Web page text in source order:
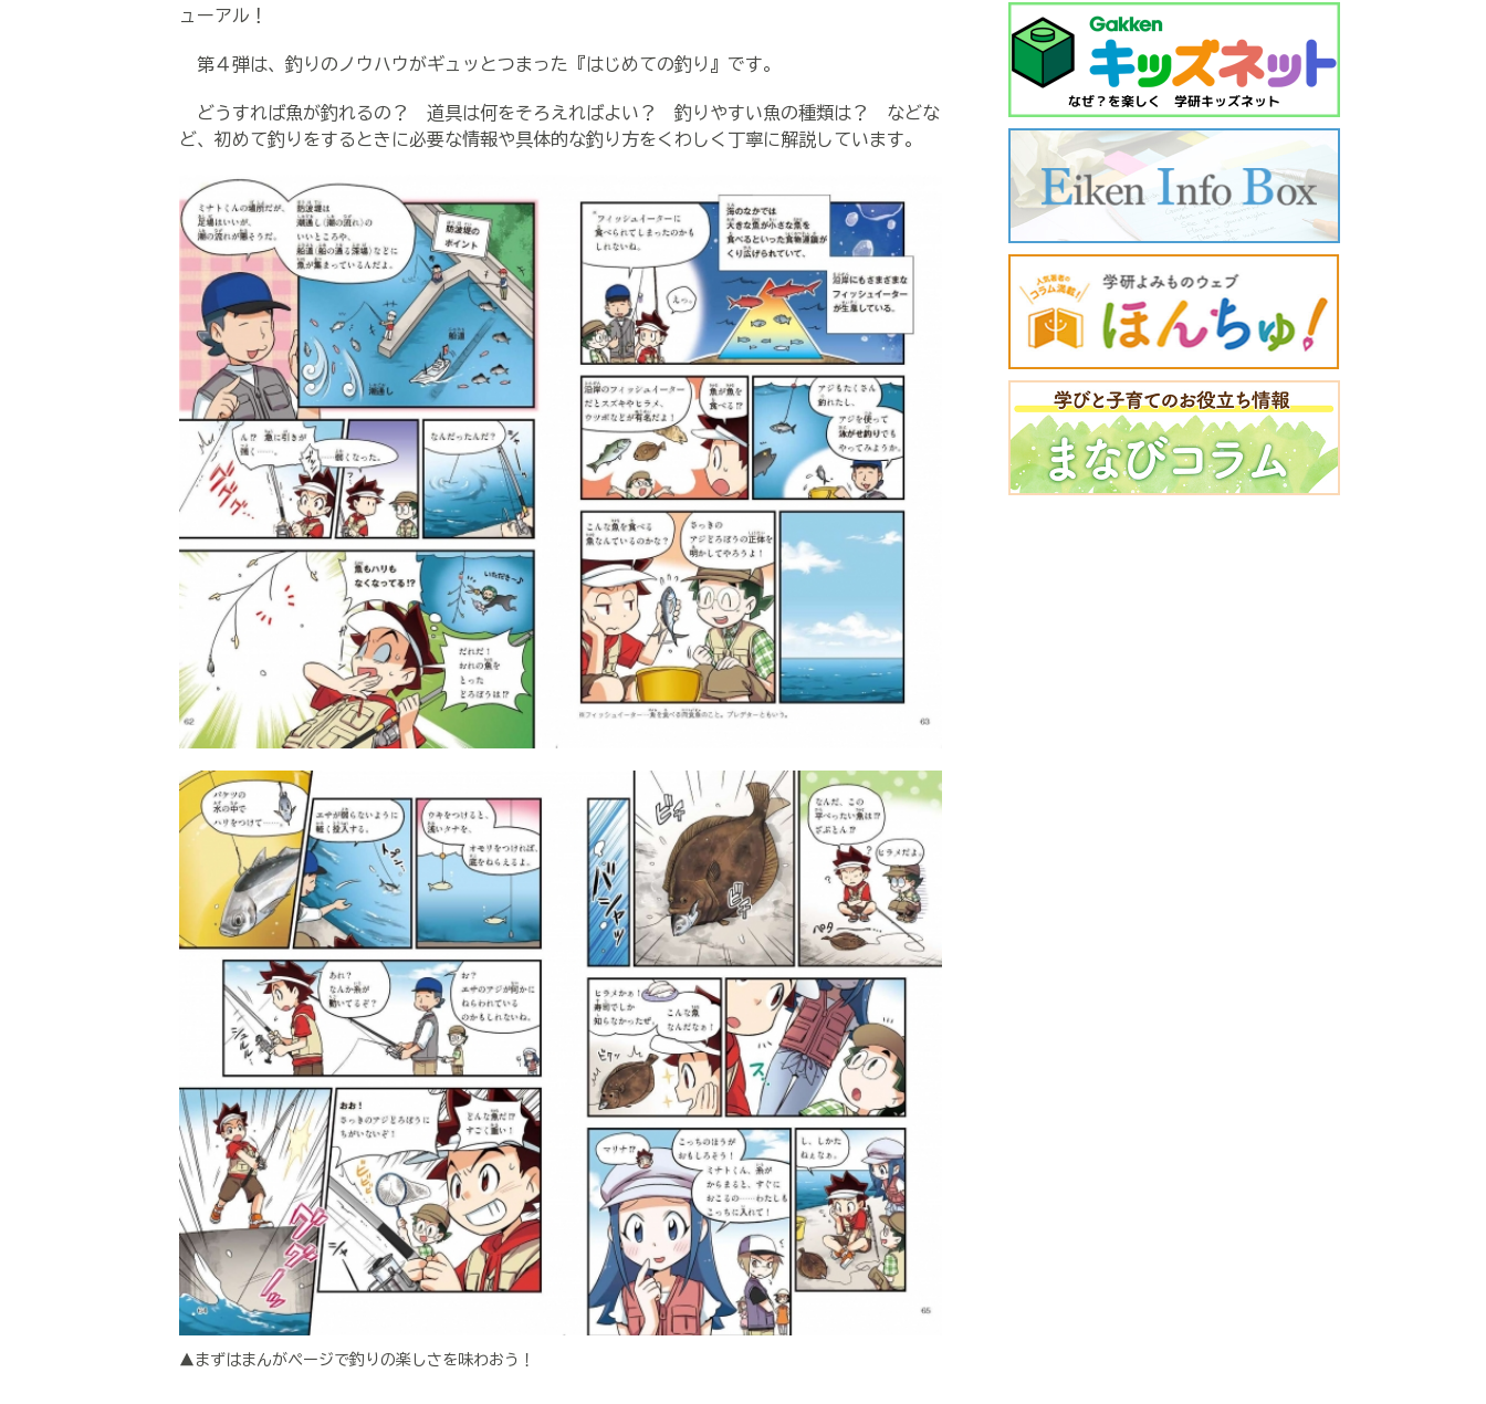
ューアル！
第４弾は、釣りのノウハウがギュッとつまった『はじめての釣り』です。
どうすれば魚が釣れるの？ 道具は何をそろえればよい？ 釣りやすい魚の種類は？ などな
ど、初めて釣りをするときに必要な情報や具体的な釣り方をくわしく丁寧に解説しています。
▲まずはまんがページで釣りの楽しさを味わおう！